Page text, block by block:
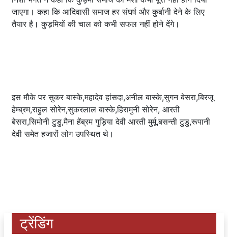
जाएगा। कहा कि आदिवासी समाज हर संघर्ष और कुर्बानी देने के लिए
तैयार है। कुड़मियों की चाल को कभी सफल नहीं होने देंगे।
इस मौके पर सुकर बास्के,महादेव हांसदा,अनील बास्के,सुगन बेसरा,बिरजू
हेम्ब्रम,राहुल सोरेन,सुकरलाल बास्के,हिरामुनी सोरेन, आरती
बेसरा,सिमोनी टुडु,मैना हेंब्रम गुड़िया देवी आरती मुर्मू,बसन्ती टुडु,रूपानी
देवी समेत हजारों लोग उपस्थित थे।
ट्रेंडिंग